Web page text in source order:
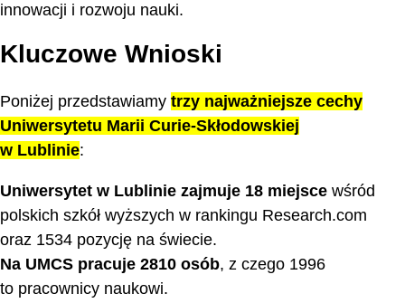
innowacji i rozwoju nauki.
Kluczowe Wnioski
Poniżej przedstawiamy trzy najważniejsze cechy
Uniwersytetu Marii Curie-Skłodowskiej
w Lublinie:
Uniwersytet w Lublinie zajmuje 18 miejsce wśród
polskich szkół wyższych w rankingu Research.com
oraz 1534 pozycję na świecie.
Na UMCS pracuje 2810 osób, z czego 1996
to pracownicy naukowi.